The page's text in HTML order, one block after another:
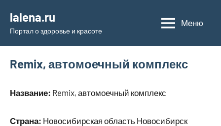
содержимому
lalena.ru
Портал о здоровье и красоте
Меню
Remix, автомоечный комплекс
Название: Remix, автомоечный комплекс
Страна: Новосибирская область Новосибирск